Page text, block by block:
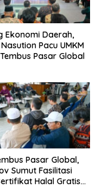
Ekonomi Daerah,
Pacu UMKM
Pasar Global
Pasar Global,
Sumut Fasilitasi
Halal Gratis